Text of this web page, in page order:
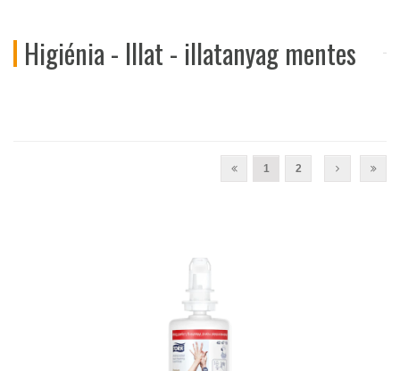
Higiénia - Illat - illatanyag mentes
1 2